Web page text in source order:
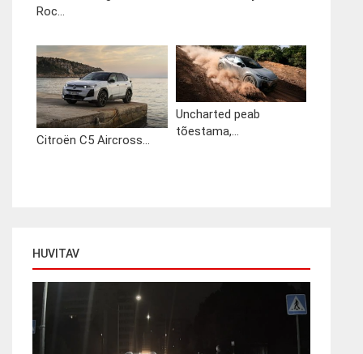
Roc...
Citroën C5 Aircross...
Uncharted peab
tõestama,...
HUVITAV